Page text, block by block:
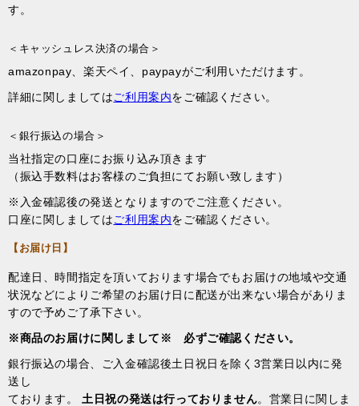
す。
＜キャッシュレス決済の場合＞
amazonpay、楽天ペイ、paypayがご利用いただけます。
詳細に関しましてはご利用案内をご確認ください。
＜銀行振込の場合＞
当社指定の口座にお振り込み頂きます
（振込手数料はお客様のご負担にてお願い致します）
※入金確認後の発送となりますのでご注意ください。
口座に関しましてはご利用案内をご確認ください。
【お届け日】
配達日、時間指定を頂いております場合でもお届けの地域や交通
状況などによりご希望のお届け日に配送が出来ない場合がありま
すので予めご了承下さい。
※商品のお届けに関しまして※ 必ずご確認ください。
銀行振込の場合、ご入金確認後土日祝日を除く3営業日以内に発
送し
ております。 土日祝の発送は行っておりません。営業日に関しま